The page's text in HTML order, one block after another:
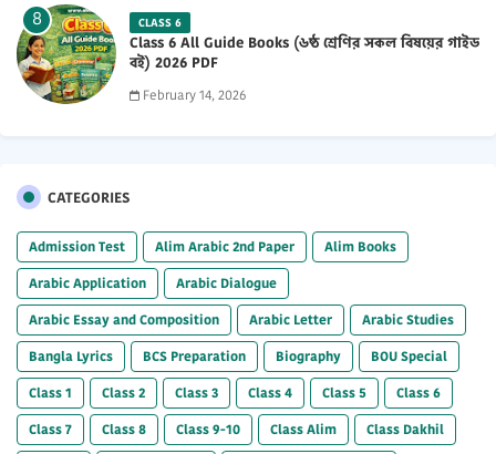
CLASS 6
Class 6 All Guide Books (৬ষ্ঠ শ্রেণির সকল বিষয়ের গাইড
বই) 2026 PDF
February 14, 2026
CATEGORIES
Admission Test Alim Arabic 2nd Paper
Alim Books
Arabic Application
Arabic Dialogue
Arabic Essay and Composition
Arabic Letter
Arabic Studies
Bangla Lyrics
BCS Preparation Biography
BOU Special
Class 1
Class 2 Class 3 Class 4 Class 5
Class 6
Class 7
Class 8 Class 9-10 Class Alim
Class Dakhil